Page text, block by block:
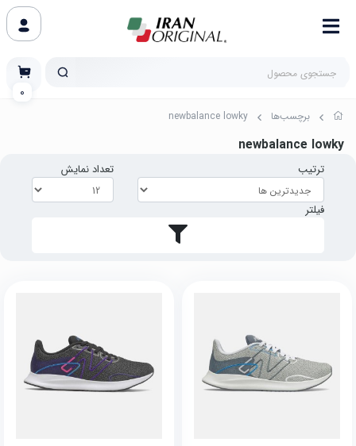
برچسب‌ها newbalance lowky
newbalance lowky
ترتیب تعداد نمایش
فیلتر
0